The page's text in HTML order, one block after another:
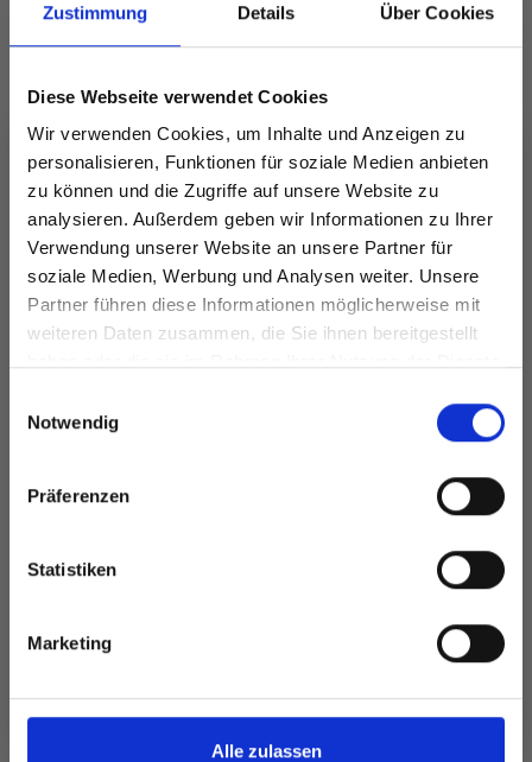
Zustimmung Details Über Cookies
Diese Webseite verwendet Cookies
Wir verwenden Cookies, um Inhalte und Anzeigen zu
personalisieren, Funktionen für soziale Medien anbieten
zu können und die Zugriffe auf unsere Website zu
analysieren. Außerdem geben wir Informationen zu Ihrer
Verwendung unserer Website an unsere Partner für
soziale Medien, Werbung und Analysen weiter. Unsere
Partner führen diese Informationen möglicherweise mit
weiteren Daten zusammen, die Sie ihnen bereitgestellt
Notwendig
Präferenzen
Statistiken
Marketing
Alle zulassen
SCHEEPJES CATONA
FARBE PAKET - 109
NGL X 10G
EUR 78.99
DROPS LOVES YOU 9
Spare bis zu 50%
und erhalte exklusiven Zugang zu